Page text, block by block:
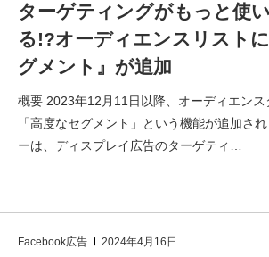
ターゲティングがもっと使
る!?オーディエンスリスト
グメント』が追加
概要 2023年12月11日以降、オーディエンス
「高度なセグメント」という機能が追加さ
ーは、ディスプレイ広告のターゲティ…
Facebook広告 2024年4月16日